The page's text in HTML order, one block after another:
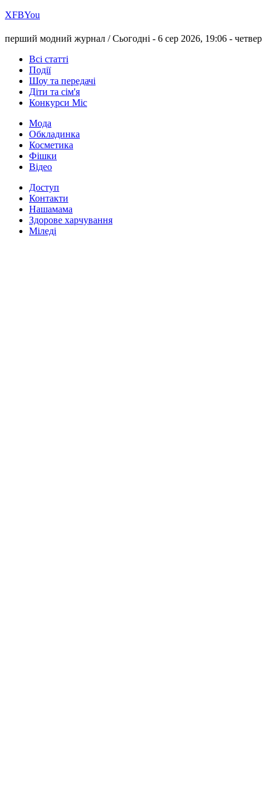
ХFBYou
перший модний журнал /Сьогодні - 6 сер 2026, 19:06 - четвер
Всі статті
Події
Шоу та передачі
Діти та сім'я
Конкурси Міс
Мода
Обкладинка
Косметика
Фішки
Відео
Доступ
Контакти
Нашамама
Здорове харчування
Міледі